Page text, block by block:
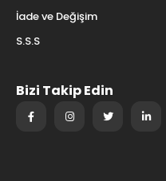
İade ve Değişim
S.S.S
Bizi Takip Edin